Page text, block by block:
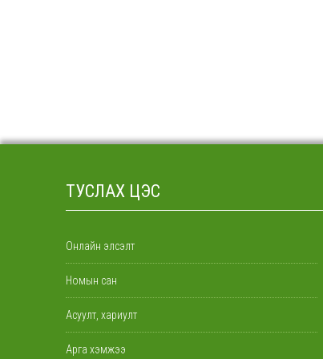
ТУСЛАХ ЦЭС
Онлайн элсэлт
Номын сан
Асуулт, хариулт
Арга хэмжээ